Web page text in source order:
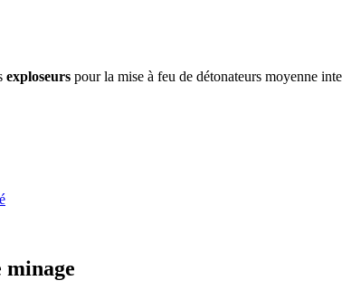
exploseurs pour la mise à feu de détonateurs moyenne
minage